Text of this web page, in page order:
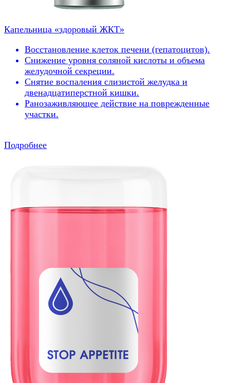
Капельница «здоровый ЖКТ»
Восстановление клеток печени (гепатоцитов).
Снижение уровня соляной кислоты и объема
желудочной секреции.
Снятие воспаления слизистой желудка и
двенадцатиперстной кишки.
Ранозаживляющее действие на поврежденные
участки.
Подробнее